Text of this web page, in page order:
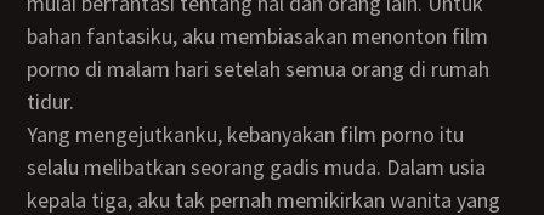
bahan fantasiku, aku membiasakan menonton film
porno di malam hari setelah semua orang di rumah
tidur.
Yang mengejutkanku, kebanyakan film porno itu
selalu melibatkan seorang gadis muda. Dalam usia
kepala tiga, aku tak pernah memikirkan wanita yang